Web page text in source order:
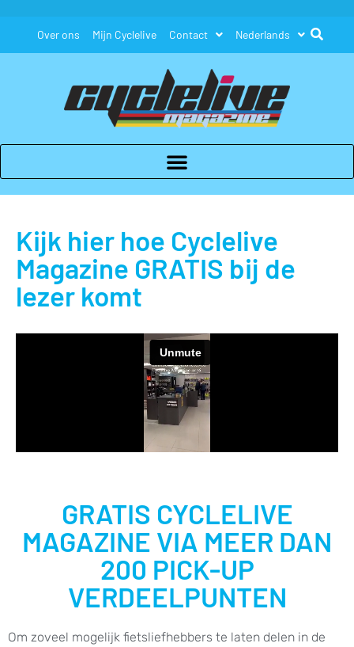
Over ons Mijn Cyclelive Contact Nederlands
Kijk hier hoe Cyclelive
Magazine GRATIS bij de
lezer komt
GRATIS CYCLELIVE
MAGAZINE VIA MEER DAN
200 PICK-UP
VERDEELPUNTEN
Om zoveel mogelijk fietsliefhebbers te laten delen in de